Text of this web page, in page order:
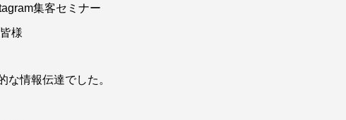
集客セミナー
様
な情報伝達でした。